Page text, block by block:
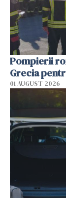
Pompierii
Grecia
01 AUGUST 2026